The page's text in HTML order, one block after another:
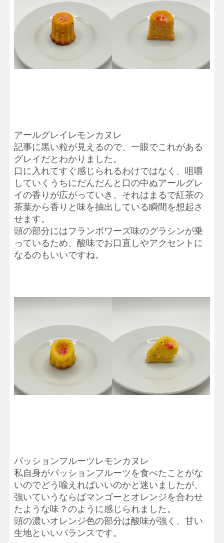
アールグレイレモンカヌレ
記事に黒い粒が見えるので、一眼でこれがある
グレイだとわかりました。
口に入れてすぐ感じられるわけではなく、咀嚼
していくうちにだんだんと口の中ぬアールグレ
イの香りが広がっていき、それはまるで紅茶の
茶葉から香りと味を抽出している瞬間を想起さ
せます。
頭の部分にはフランボワーズ味のグラシンが乗
っているため、酸味でお口直しやアクセントに
なるのもいいですね。
パッションフルーツレモンカヌレ
私自身がパッションフルーツを食べたことがな
いのでどう喩えればいいのかと迷いましたが、
強いていうならばマンゴーとオレンジを合わせ
たような味？のように感じられました。
頭の濃いオレンジ色の部分は酸味が強く、甘い
生地といいバランスです。